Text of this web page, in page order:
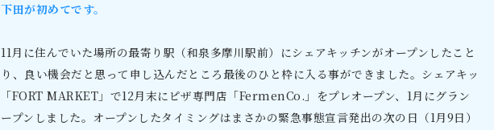
田が初めてです。
月に住んでいた場所の最寄り駅（和泉多摩川駅前）にシェアキッチンがオープンしたこと
、良い機会だと思って申し込んだところ最後のひと枠に入る事ができました。シェアキッ
FORT MARKET」で12月末にピザ専門店「FermenCo.」をプレオープン、1月にグラン
プンしました。オープンしたタイミングはまさかの緊急事態宣言発出の次の日（1月9日）